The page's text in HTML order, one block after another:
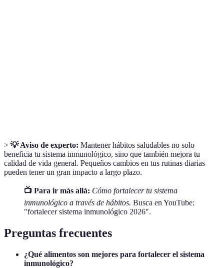
> 💡 Aviso de experto: Mantener hábitos saludables no solo
beneficia tu sistema inmunológico, sino que también mejora tu
calidad de vida general. Pequeños cambios en tus rutinas diarias
pueden tener un gran impacto a largo plazo.
📺 Para ir más allá: Cómo fortalecer tu sistema
inmunológico a través de hábitos. Busca en YouTube:
"fortalecer sistema inmunológico 2026".
Preguntas frecuentes
¿Qué alimentos son mejores para fortalecer el sistema
inmunológico?